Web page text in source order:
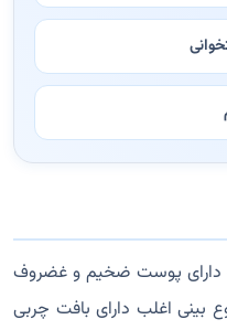
دارای پوست ضخیم و غضروف
اغلب دارای بافت چربی